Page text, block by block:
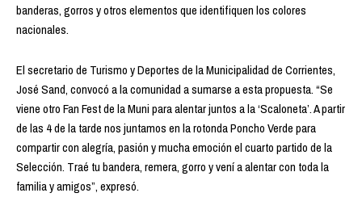
banderas, gorros y otros elementos que identifiquen los colores
nacionales.
El secretario de Turismo y Deportes de la Municipalidad de Corrientes,
José Sand, convocó a la comunidad a sumarse a esta propuesta. “Se
viene otro Fan Fest de la Muni para alentar juntos a la ‘Scaloneta’. A partir
de las 4 de la tarde nos juntamos en la rotonda Poncho Verde para
compartir con alegría, pasión y mucha emoción el cuarto partido de la
Selección. Traé tu bandera, remera, gorro y vení a alentar con toda la
familia y amigos”, expresó.